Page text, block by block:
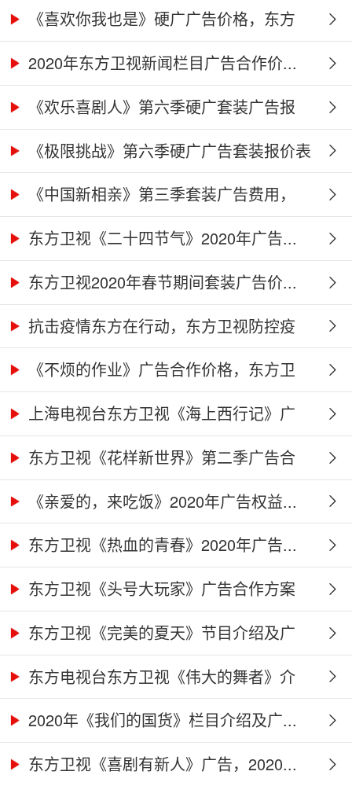
《喜欢你我也是》硬广广告价格，东方
卫...2020年东方卫视新闻栏目广告合作价...
《欢乐喜剧人》第六季硬广套装广告报
价...《极限挑战》第六季硬广广告套装报价表
《中国新相亲》第三季套装广告费用，
东...东方卫视《二十四节气》2020年广告...
东方卫视2020年春节期间套装广告价...
抗击疫情东方在行动，东方卫视防控疫
情...《不烦的作业》广告合作价格，东方卫
视...上海电视台东方卫视《海上西行记》广
告...东方卫视《花样新世界》第二季广告合
作...《亲爱的，来吃饭》2020年广告权益...
东方卫视《热血的青春》2020年广告...
东方卫视《头号大玩家》广告合作方案
东方卫视《完美的夏天》节目介绍及广
告...东方电视台东方卫视《伟大的舞者》介
绍...2020年《我们的国货》栏目介绍及广...
东方卫视《喜剧有新人》广告，2020...